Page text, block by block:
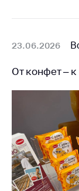
цен на
цен на
изделия
23.06.2026
От конфет –